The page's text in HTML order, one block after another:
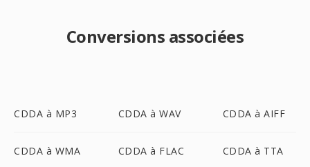
Conversions associées
CDDA à MP3 CDDA à WAV CDDA à AIFF
CDDA à WMA CDDA à FLAC CDDA à TTA